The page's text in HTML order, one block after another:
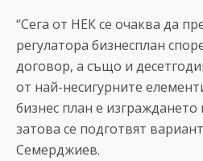
“Сега от НЕК се очаква да
регулатора бизнесплан
договор, а също и
от най-несигурните
бизнес план е изграждането
затова се подготвят
Семерджиев.